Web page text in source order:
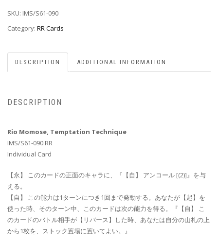
SKU: IMS/S61-090
Category: RR Cards
DESCRIPTION ADDITIONAL INFORMATION
DESCRIPTION
Rio Momose, Temptation Technique
IMS/S61-090 RR
Individual Card
【永】 このカードの正面のキャラに、『【自】 アンコール [(2)]』を与
える。
【自】 この能力は1ターンにつき1回まで発動する。あなたが【起】を
使った時、そのターン中、このカードは次の能力を得る。『【自】 こ
のカードのバトル相手が【リバース】した時、あなたは自分の山札の上
から1枚を、ストック置場に置いてよい。』